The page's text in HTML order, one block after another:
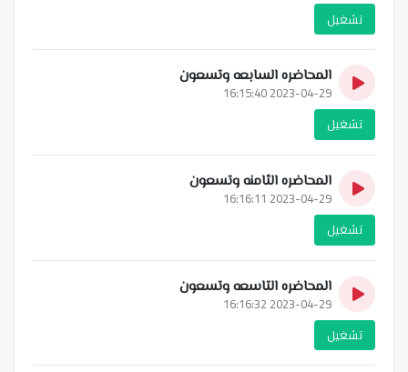
تشغيل
المحاضره السابعه وتسعون
2023-04-29 16:15:40
تشغيل
المحاضره الثامنه وتسعون
2023-04-29 16:16:11
تشغيل
المحاضره التاسعه وتسعون
2023-04-29 16:16:32
تشغيل